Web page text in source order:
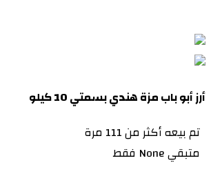
أرز أبو باب مزة هندي بسمتي 10 كيلو
تم بيعه أكثر من 111 مرة
متبقي None فقط